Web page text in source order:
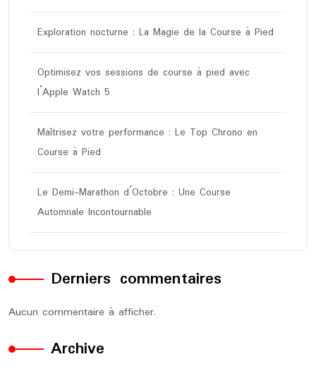
Exploration nocturne : La Magie de la Course à Pied
Optimisez vos sessions de course à pied avec
l’Apple Watch 5
Maîtrisez votre performance : Le Top Chrono en
Course à Pied
Le Demi-Marathon d’Octobre : Une Course
Automnale Incontournable
Derniers commentaires
Aucun commentaire à afficher.
Archive